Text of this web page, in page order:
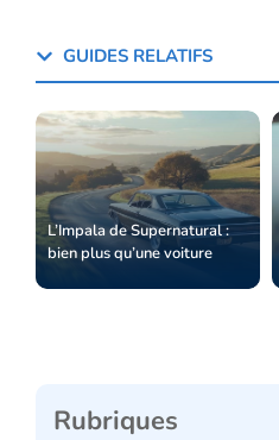
GUIDES RELATIFS
L’Impala de Supernatural :
bien plus qu’une voiture
Rubriques